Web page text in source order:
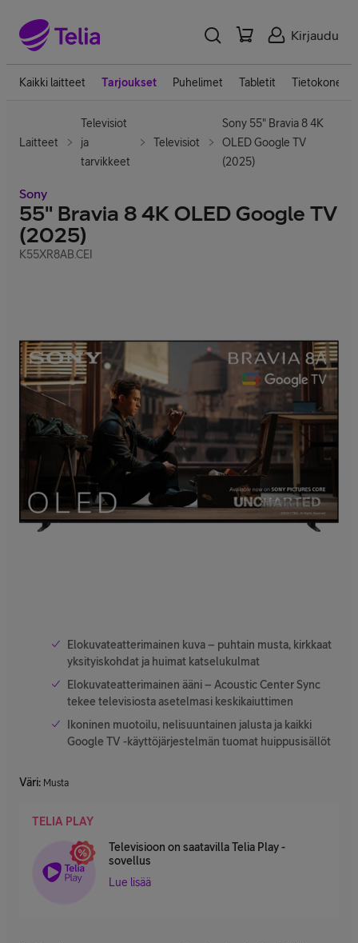
Kirjaudu
Kaikki laitteet Tarjoukset Puhelimet Tabletit Tietokoneet
Laitteet
Televisiot
ja
tarvikkeet
Televisiot
Sony 55" Bravia 8 4K
OLED Google TV
(2025)
Sony
55" Bravia 8 4K OLED Google TV
(2025)
K55XR8AB.CEI
Elokuvateatterimainen kuva – puhtain musta, kirkkaat
yksityiskohdat ja huimat katselukulmat
Elokuvateatterimainen ääni – Acoustic Center Sync
tekee televisiosta asetelmasi keskikaiuttimen
Ikoninen muotoilu, nelisuuntainen jalusta ja kaikki
Google TV -käyttöjärjestelmän tuomat huippusisällöt
Väri: Musta
TELIA PLAY
Televisioon on saatavilla Telia Play -
sovellus
Lue lisää